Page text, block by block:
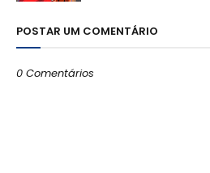
POSTAR UM COMENTÁRIO
0 Comentários